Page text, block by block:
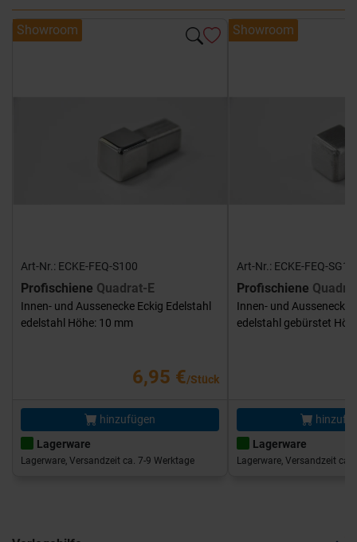
Showroom
Art-Nr.: ECKE-FEQ-S100
Profischiene Quadrat-E
Innen- und Aussenecke Eckig Edelstahl
edelstahl Höhe: 10 mm
6,95 €/Stück
hinzufügen
Lagerware
Lagerware, Versandzeit ca. 7-9 Werktage
Showroom
Art-Nr.: ECKE-FEQ-
Profischiene
Innen- und Aussenecke
edelstahl gebürstet
Lagerware
Lagerware, Versandzeit ca.